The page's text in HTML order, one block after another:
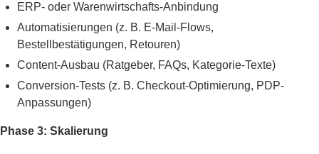
ERP- oder Warenwirtschafts-Anbindung
Automatisierungen (z. B. E-Mail-Flows,
Bestellbestätigungen, Retouren)
Content-Ausbau (Ratgeber, FAQs, Kategorie-Texte)
Conversion-Tests (z. B. Checkout-Optimierung, PDP-
Anpassungen)
Phase 3: Skalierung